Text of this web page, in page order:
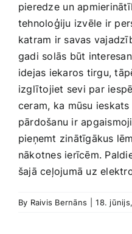
pieredze⁢ un
tehnoloģiju izvēle ir
katram ‍ir savas
gadi solās būt
idejas iekaros tirgu,
izglītojiet sevi par
ceram,⁢ ka mūsu
pārdošanu ir
pieņemt zinātīgākus
nākotnes ierīcēm.
šajā ceļojumā ​uz
By Raivis Bernāns 18.